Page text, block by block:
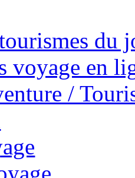
du
voyage en
/